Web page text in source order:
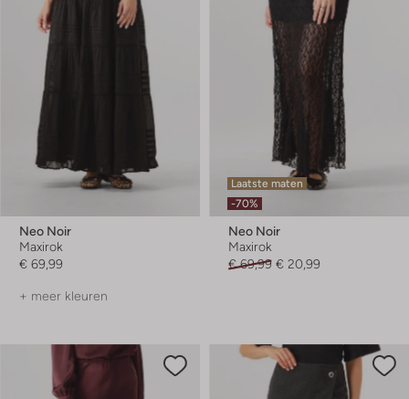
Neo Noir
Maxirok
€ 69,99
+ meer kleuren
Laatste maten
-70%
Neo Noir
Maxirok
€ 69,99 € 20,99